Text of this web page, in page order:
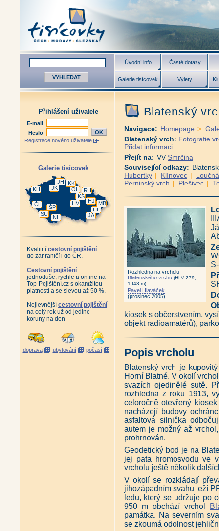
Úvodní info Časté dotazy
Galerie tisícovek Výlety
Přihlášení uživatele
E-mail:
Heslo:
Registrace nového uživatele
Galerie tisícovek
JA
HH
MB
HJ
HV
NH
KS
RH
ŠP
ŠU
OH
JK
KK
ČL
JH
KH
Kvalitní cestovní pojištění
do zahraničí i do ČR.
Cestovní pojištění
jednoduše, rychle a online na
Top-Pojištění.cz s okamžitou
platností a se slevou až 50 %.
Nejlevnější cestovní pojištění
na celý rok už od jediné
koruny na den.
doprava ubytování počasí
Blatenský
Navigace: Homepage >
Blatenský vrch: Fotografie
Přidat informaci
Přejít na: VV Smrčina
Související odkazy:
Hubertky | Klínovec | Loučná
Perninský vrch | Plešivec |
Rozhledna na vrcholu
Blatenského vrchu (HLV 279;
1043 m)
Pavel Hlaváček
(prosinec 2005)
kiosek s občerstvením,
objekt radioamatérů),
Popis vrcholu
Blatenský vrch je
Horní Blatné. V okolí
svazích ojedinělé sutě.
rozhledna z roku 1913,
celoročně otevřený
nacházejí budovy
asfaltová silnička
autem je možný až
prohrnován.
Geodetický bod je na
jej pata hromosvodu ve
vrcholu ještě několik
V okolí se rozkládají
jihozápadním svahu leží
ledu, který se udržuje po
950 m obchází vrchol
památka. Na severním
se zkoumá odolnost